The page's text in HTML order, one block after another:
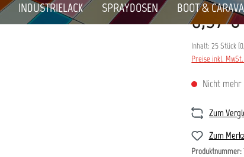
INDUSTRIELACK SPRAYDOSEN BOOT &
8,97
Inhalt:25 Stück (
Preise inkl.
Nicht
Zum
Zum
Produktnummer: